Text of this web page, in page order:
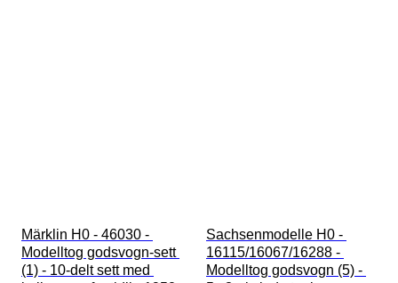
Märklin H0 - 46030 -
Modelltog godsvogn-sett
(1) - 10-delt sett med
Sachsenmodelle H0 -
16115/16067/16288 -
Modelltog godsvogn (5) -